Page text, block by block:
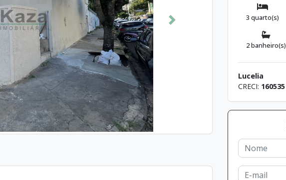
Próximo
3 quarto(s)
2 banheiro(s)
Lucelia
CRECI: 160535